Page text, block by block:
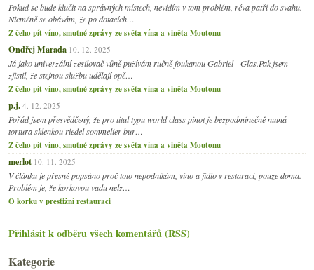
Pokud se bude klučit na správných místech, nevidím v tom problém, réva patří do svahu.
Nicméně se obávám, že po dotacích…
Z čeho pít víno, smutné zprávy ze světa vína a viněta Moutonu
Ondřej Marada 10. 12. 2025
Já jako univerzální zesilovač vůně pužívám ručně foukanou Gabriel - Glas.Pak jsem
zjistil, že stejnou službu udělají opě…
Z čeho pít víno, smutné zprávy ze světa vína a viněta Moutonu
p.j. 4. 12. 2025
Pořád jsem přesvědčený, že pro titul typu world class pinot je bezpodmínečně nutná
tortura sklenkou riedel sommelier bur…
Z čeho pít víno, smutné zprávy ze světa vína a viněta Moutonu
merlot 10. 11. 2025
V článku je přesně popsáno proč toto nepodnikám, víno a jídlo v restaraci, pouze doma.
Problém je, že korkovou vadu nelz…
O korku v prestižní restauraci
Přihlásit k odběru všech komentářů (RSS)
Kategorie